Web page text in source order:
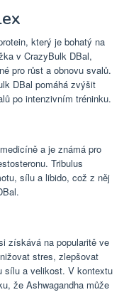
který je bohatý na
v CrazyBulk DBal,
pro růst a obnovu svalů.
DBal pomáhá zvýšit
po intenzivním tréninku.
a je známá pro
Tribulus
sílu a libido, což z něj
získává na popularitě ve
stres, zlepšovat
sílu a velikost. V kontextu
že Ashwagandha může